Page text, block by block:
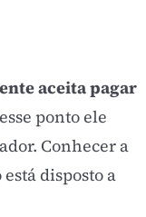
aceita pagar
ponto ele
Conhecer a
disposto a